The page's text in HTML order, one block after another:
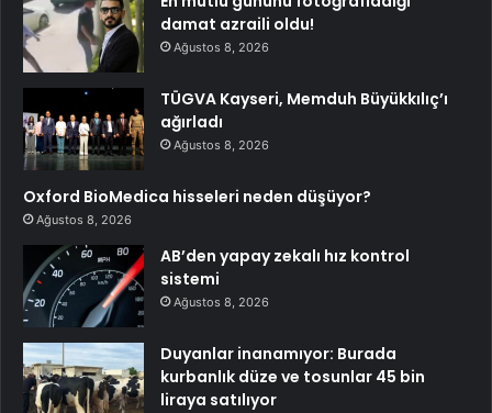
damat azraili oldu!
Ağustos 8, 2026
TÜGVA Kayseri, Memduh Büyükkılıç’ı
ağırladı
Ağustos 8, 2026
Oxford BioMedica hisseleri neden düşüyor?
Ağustos 8, 2026
AB’den yapay zekalı hız kontrol
sistemi
Ağustos 8, 2026
Duyanlar inanamıyor: Burada
kurbanlık düze ve tosunlar 45 bin
liraya satılıyor